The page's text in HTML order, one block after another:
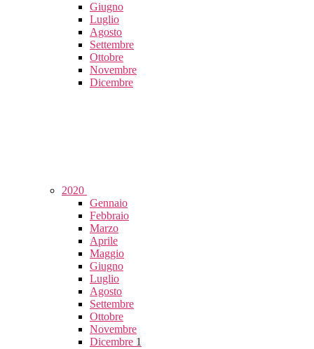
Giugno
Luglio
Agosto
Settembre
Ottobre
Novembre
Dicembre
2020
Gennaio
Febbraio
Marzo
Aprile
Maggio
Giugno
Luglio
Agosto
Settembre
Ottobre
Novembre
Dicembre 1